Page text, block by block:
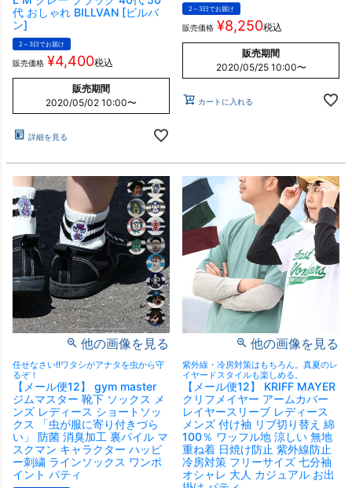
代 おしゃれ BILLVAN [ビルバ
ン]
2～3日でお届け
販売価格 ¥4,400税込
販売期間
2020/05/02 10:00〜
詳細を見る
2～3日でお届け
販売価格 ¥8,250税込
販売期間
2020/05/25 10:00〜
カートに入れる
他の画像を見る
任せなさい!!ワタシがアナタを虫から守
るぞ！
【メール便12】 gym master
ジムマスター 靴下 ソックス メ
ンズ レディース ショートソッ
クス 「虫が服に寄り付きづら
い」 防菌 消臭加工 裏パイル マ
スクマン キャラクター ハッピ
ー刺繍 ラインソックス ワンポ
イント パティ
他の画像を見る
紫外線・冷房対策はもちろん。真夏のレ
イヤードスタイルも楽しめる。
【メール便12】 KRIFF MAYER
クリフメイヤー アームカバー
レイヤースリーブ レディース
メンズ 付け袖 リブ切り替え 綿
100％ ワッフル地 涼しい 無地
重ね着 日焼け防止 紫外線防止
冷房対策 フリーサイズ 七分袖
オシャレ 大人 カジュアル お出